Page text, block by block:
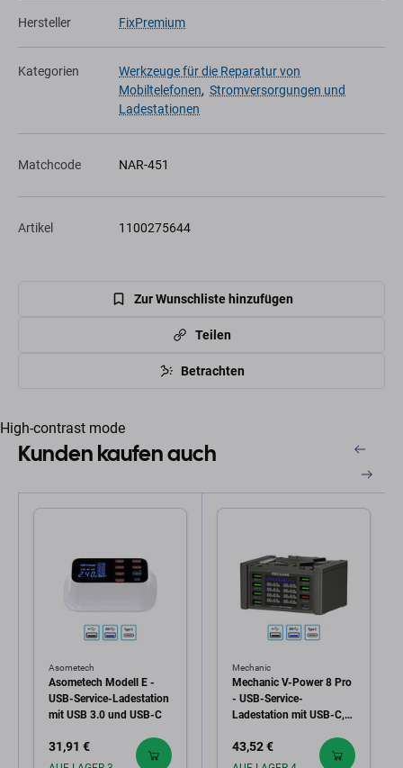
Hersteller FixPremium
Kategorien
Werkzeuge für die Reparatur von
Mobiltelefonen, Stromversorgungen und
Ladestationen
Matchcode NAR-451
Artikel 1100275644
Zur Wunschliste hinzufügen
Teilen
Betrachten
High-contrast mode
Kunden kaufen auch
Asometech
Asometech Modell E -
USB-Service-Ladestation
mit USB 3.0 und USB-C
31,91 €
Mechanic
Mechanic V-Power 8 Pro
- USB-Service-
Ladestation mit USB-C,
43,52 €